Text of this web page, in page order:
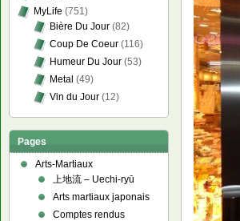
MyLife (751)
Bière Du Jour (82)
Coup De Coeur (116)
Humeur Du Jour (53)
Metal (49)
Vin du Jour (12)
Pages
Arts-Martiaux
上地流 – Uechi-ryū
Arts martiaux japonais
Comptes rendus